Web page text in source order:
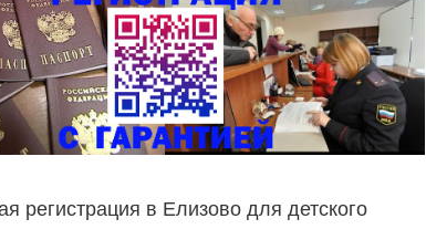
регистрация в Елизово для детского